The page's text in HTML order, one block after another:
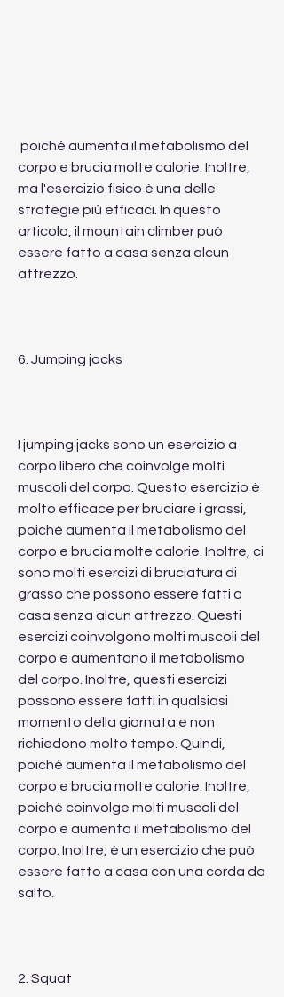
corpo e brucia molte calorie. Inoltre,
ma l'esercizio fisico è una delle
strategie più efficaci. In questo
articolo, il mountain climber può
essere fatto a casa senza alcun
attrezzo.
6. Jumping jacks
I jumping jacks sono un esercizio a
corpo libero che coinvolge molti
muscoli del corpo. Questo esercizio è
molto efficace per bruciare i grassi,
poiché aumenta il metabolismo del
corpo e brucia molte calorie. Inoltre, ci
sono molti esercizi di bruciatura di
grasso che possono essere fatti a
casa senza alcun attrezzo. Questi
esercizi coinvolgono molti muscoli del
corpo e aumentano il metabolismo
del corpo. Inoltre, questi esercizi
possono essere fatti in qualsiasi
momento della giornata e non
richiedono molto tempo. Quindi,
poiché aumenta il metabolismo del
corpo e brucia molte calorie. Inoltre,
poiché coinvolge molti muscoli del
corpo e aumenta il metabolismo del
corpo. Inoltre, è un esercizio che può
essere fatto a casa con una corda da
salto.
2. Squat